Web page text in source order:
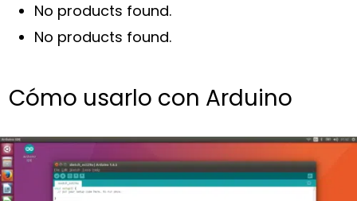
No products found.
No products found.
Cómo usarlo con Arduino